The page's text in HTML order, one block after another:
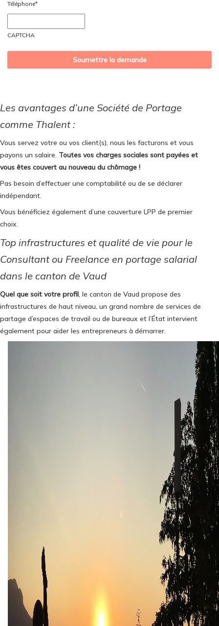
Téléphone*
CAPTCHA
Les avantages d’une Société de Portage
comme Thalent :
Vous servez votre ou vos client(s), nous les facturons et vous
payons un salaire. Toutes vos charges sociales sont payées et
vous êtes couvert au nouveau du chômage !
Pas besoin d’effectuer une comptabilité ou de se déclarer
indépendant.
Vous bénéficiez également d’une couverture LPP de premier
choix.
Top infrastructures et qualité de vie pour le
Consultant ou Freelance en portage salarial
dans le canton de Vaud
Quel que soit votre profil, le canton de Vaud propose des
infrastructures de haut niveau, un grand nombre de services de
partage d’espaces de travail ou de bureaux et l’État intervient
également pour aider les entrepreneurs à démarrer.